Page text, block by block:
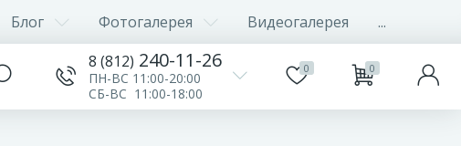
Блог Фотогалерея Видеогалерея ...
8 (812) 240-11-26
ПН-ВС 11:00-20:00
СБ-ВС 11:00-18:00
0 0